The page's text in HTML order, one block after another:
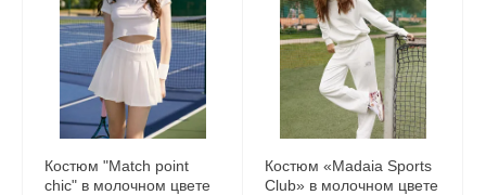
Костюм "Match point
chic" в молочном цвете
Костюм «Madaia Sports
Club» в молочном цвете